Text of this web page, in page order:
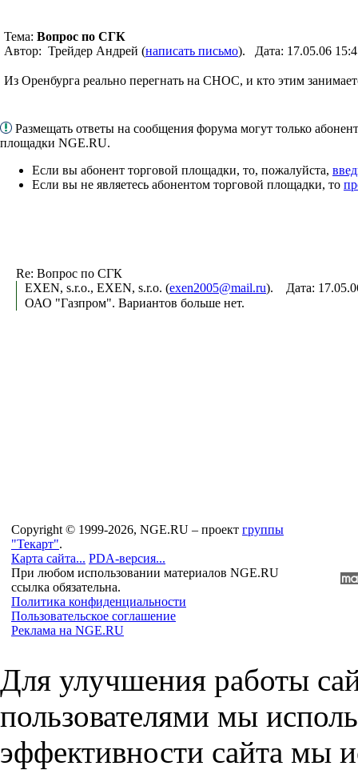
Тема: Вопрос по СГК
Автор: Трейдер Андрей (написать письмо). Дата: 17.05.06
Из Оренбурга реально перегнать на СНОС, и кто этим
Размещать ответы на сообщения форума могут только
площадки NGE.RU.
Если вы абонент торговой площадки, то, пожалуйста,
Если вы не являетесь абонентом торговой площадки, то
Re: Вопрос по СГК
EXEN, s.r.o., EXEN, s.r.o. (exen2005@mail.ru). Дата:
ОАО "Газпром". Вариантов больше нет.
Copyright © 1999-2026, NGE.RU – проект группы
"Текарт".
Карта сайта... PDA-версия...
При любом использовании материалов NGE.RU
ссылка обязательна.
Политика конфиденциальности
Пользовательское соглашение
Реклама на NGE.RU
Для улучшения работы
пользователями мы
эффективности сайта мы